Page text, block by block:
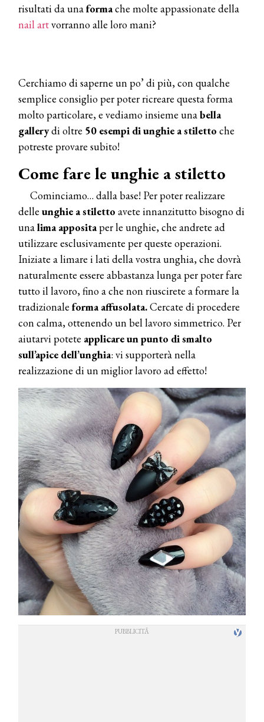
risultati da unaformache molte appassionate della
nail artvorranno alle loro mani?
Cerchiamo di saperne un po’ di più, con qualche
semplice consiglio per poter ricreare questa forma
molto particolare, e vediamo insieme unabella
gallerydi oltre 50 esempi di unghie a stiletto che
potreste provare subito!
Come fare le unghie a stiletto
Cominciamo… dalla base! Per poter realizzare
delle unghie a stiletto avete innanzitutto bisogno di
unalima appositaper le unghie, che andrete ad
utilizzare esclusivamente per queste operazioni.
Iniziate a limare i lati della vostra unghia, che dovrà
naturalmente essere abbastanza lunga per poter fare
tutto il lavoro, fino a che non riuscirete a formare la
tradizionale forma affusolata.Cercate di procedere
con calma, ottenendo un bel lavoro simmetrico. Per
aiutarvi potete applicare un punto di smalto
sull’apice dell’unghia: vi supporterà nella
realizzazione di un miglior lavoro ad effetto!